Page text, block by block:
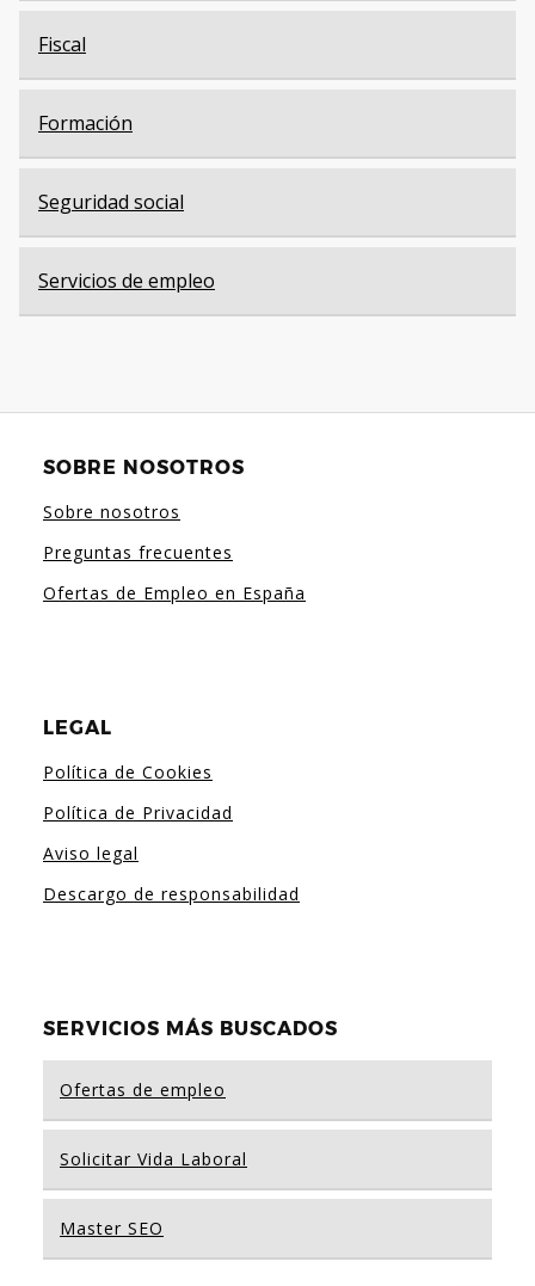
Fiscal
Formación
Seguridad social
Servicios de empleo
SOBRE NOSOTROS
Sobre nosotros
Preguntas frecuentes
Ofertas de Empleo en España
LEGAL
Política de Cookies
Política de Privacidad
Aviso legal
Descargo de responsabilidad
SERVICIOS MÁS BUSCADOS
Ofertas de empleo
Solicitar Vida Laboral
Master SEO